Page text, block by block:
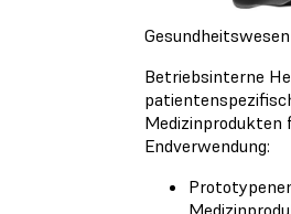
Gesundheitswesen
Betriebsinterne
Medizinprodukten
Endverwendung: